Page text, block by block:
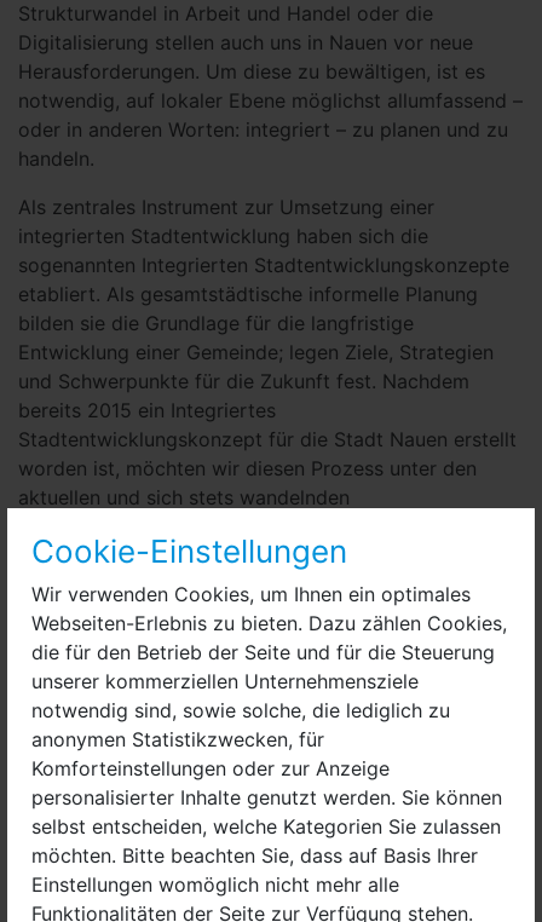
Cookie-Einstellungen
Wir verwenden Cookies, um Ihnen ein optimales
Webseiten-Erlebnis zu bieten. Dazu zählen Cookies,
die für den Betrieb der Seite und für die Steuerung
unserer kommerziellen Unternehmensziele
notwendig sind, sowie solche, die lediglich zu
anonymen Statistikzwecken, für
Komforteinstellungen oder zur Anzeige
personalisierter Inhalte genutzt werden. Sie können
selbst entscheiden, welche Kategorien Sie zulassen
möchten. Bitte beachten Sie, dass auf Basis Ihrer
Einstellungen womöglich nicht mehr alle
Funktionalitäten der Seite zur Verfügung stehen.
Strukturwandel in Arbeit und Handel oder die
Digitalisierung stellen auch uns in Nauen vor neue
Herausforderungen. Um diese zu bewältigen, ist es
notwendig, auf lokaler Ebene möglichst allumfassend –
oder in anderen Worten: integriert – zu planen und zu
handeln.
Als zentrales Instrument zur Umsetzung einer
integrierten Stadtentwicklung haben sich die
sogenannten Integrierten Stadtentwicklungskonzepte
etabliert. Als gesamtstädtische informelle Planung
bilden sie die Grundlage für die langfristige
Entwicklung einer Gemeinde; legen Ziele, Strategien
und Schwerpunkte für die Zukunft fest. Nachdem
bereits 2015 ein Integriertes
Stadtentwicklungskonzept für die Stadt Nauen erstellt
worden ist, möchten wir diesen Prozess unter den
aktuellen und sich stets wandelnden
wir dabei von der ews Stadtsanierungsgesellschaft
mbH, einem Planungsbüro aus Berlin, das über
langjährige Erfahrungen im Bereich der Stadtsanierung
und -planung verfügt.
Da Integrierte Stadtentwicklungskonzepte von einem
umfassenden Beteiligungsprozess begleitet werden,
bieten sie zudem die Möglichkeit, den Austausch
zwischen unterschiedlichen Akteuren der
Stadtgesellschaft zu fördern und zu verstetigen. So
werden im Laufe des Erarbeitungsprozesses
verschiedene Formate stattfinden, mit denen Sie sich
als Vertreterin und Vertreter aus Politik, Verwaltung